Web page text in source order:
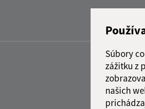
Súbory
zážitku z
našich